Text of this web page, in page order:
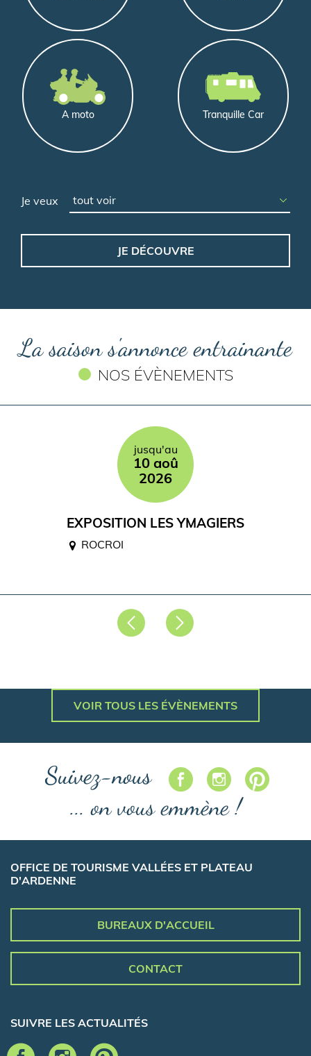
A moto Tranquille Car
Je veux
La saison s'annonce entrainante
NOS ÉVÈNEMENTS
Précédent
jusqu'au
10 aoû
2026
EXPOSITION LES YMAGIERS
ROCROI
Suivant
VOIR TOUS LES ÉVÈNEMENTS
Suivez-nous
... on vous emmène !
OFFICE DE TOURISME VALLÉES ET PLATEAU
D'ARDENNE
BUREAUX D'ACCUEIL
CONTACT
SUIVRE LES ACTUALITÉS